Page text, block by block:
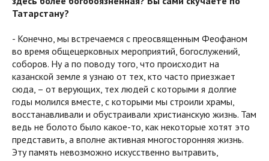
Татарстану?
- Конечно, мы встречаемся с преосвященным Феофаном
во время общецерковных мероприятий, богослужений,
соборов. Ну а по поводу того, что происходит на
казанской земле я узнаю от тех, кто часто приезжает
сюда, – от верующих, тех людей с которыми я долгие
годы молился вместе, с которыми мы строили храмы,
восстанавливали и обустраивали христианскую жизнь. Там
ведь не болото было какое-то, как некоторые хотят это
представить, а вполне активная многосторонняя жизнь.
Эту память невозможно искусственно вытравить,